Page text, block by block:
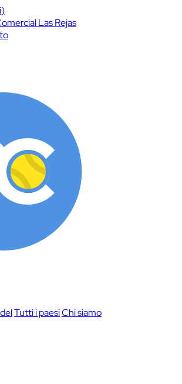
Las Rejas
Tutti i paesiChi siamo